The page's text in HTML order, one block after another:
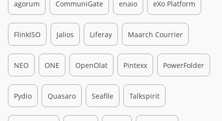
agorum CommuniGate enaio eXo Platform
FlinkISO Jalios Liferay Maarch Courrier
NEO ONE OpenOlat Pintexx PowerFolder
Pydio Quasaro Seafile Talkspirit